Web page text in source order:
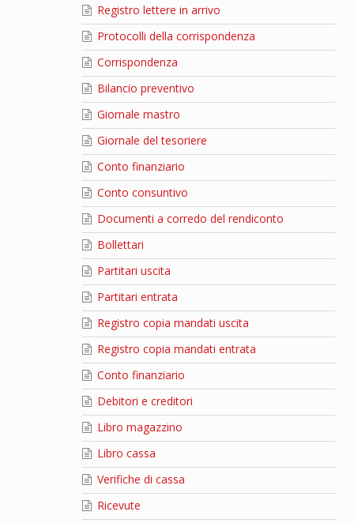
Registro lettere in arrivo
Protocolli della corrispondenza
Corrispondenza
Bilancio preventivo
Giornale mastro
Giornale del tesoriere
Conto finanziario
Conto consuntivo
Documenti a corredo del rendiconto
Bollettari
Partitari uscita
Partitari entrata
Registro copia mandati uscita
Registro copia mandati entrata
Conto finanziario
Debitori e creditori
Libro magazzino
Libro cassa
Verifiche di cassa
Ricevute